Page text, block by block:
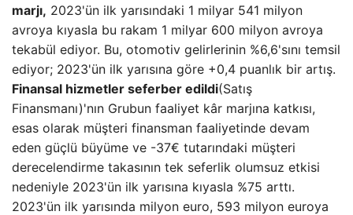
marjı, 2023'ün ilk yarısındaki 1 milyar 541 milyon
avroya kıyasla bu rakam 1 milyar 600 milyon avroya
tekabül ediyor. Bu, otomotiv gelirlerinin %6,6'sını temsil
ediyor; 2023'ün ilk yarısına göre +0,4 puanlık bir artış.
Finansal hizmetler seferber edildi(Satış
Finansmanı)'nın Grubun faaliyet kâr marjına katkısı,
esas olarak müşteri finansman faaliyetinde devam
eden güçlü büyüme ve -37€ tutarındaki müşteri
derecelendirme takasının tek seferlik olumsuz etkisi
nedeniyle 2023'ün ilk yarısına kıyasla %75 arttı.
2023'ün ilk yarısında milyon euro, 593 milyon euroya